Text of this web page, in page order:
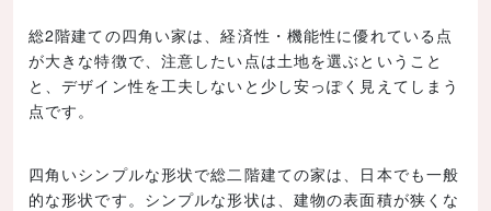
総2階建ての四角い家は、経済性・機能性に優れている点
が大きな特徴で、注意したい点は土地を選ぶということ
と、デザイン性を工夫しないと少し安っぽく見えてしまう
点です。
四角いシンプルな形状で総二階建ての家は、日本でも一般
的な形状です。シンプルな形状は、建物の表面積が狭くな